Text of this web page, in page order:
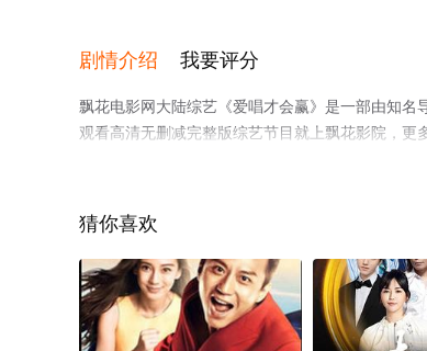
剧情介绍 我要评分
飘花电影网大陆综艺《爱唱才会赢》是一部由知
观看高清无删减完整版综艺节目就上飘花影院，更
猜你喜欢